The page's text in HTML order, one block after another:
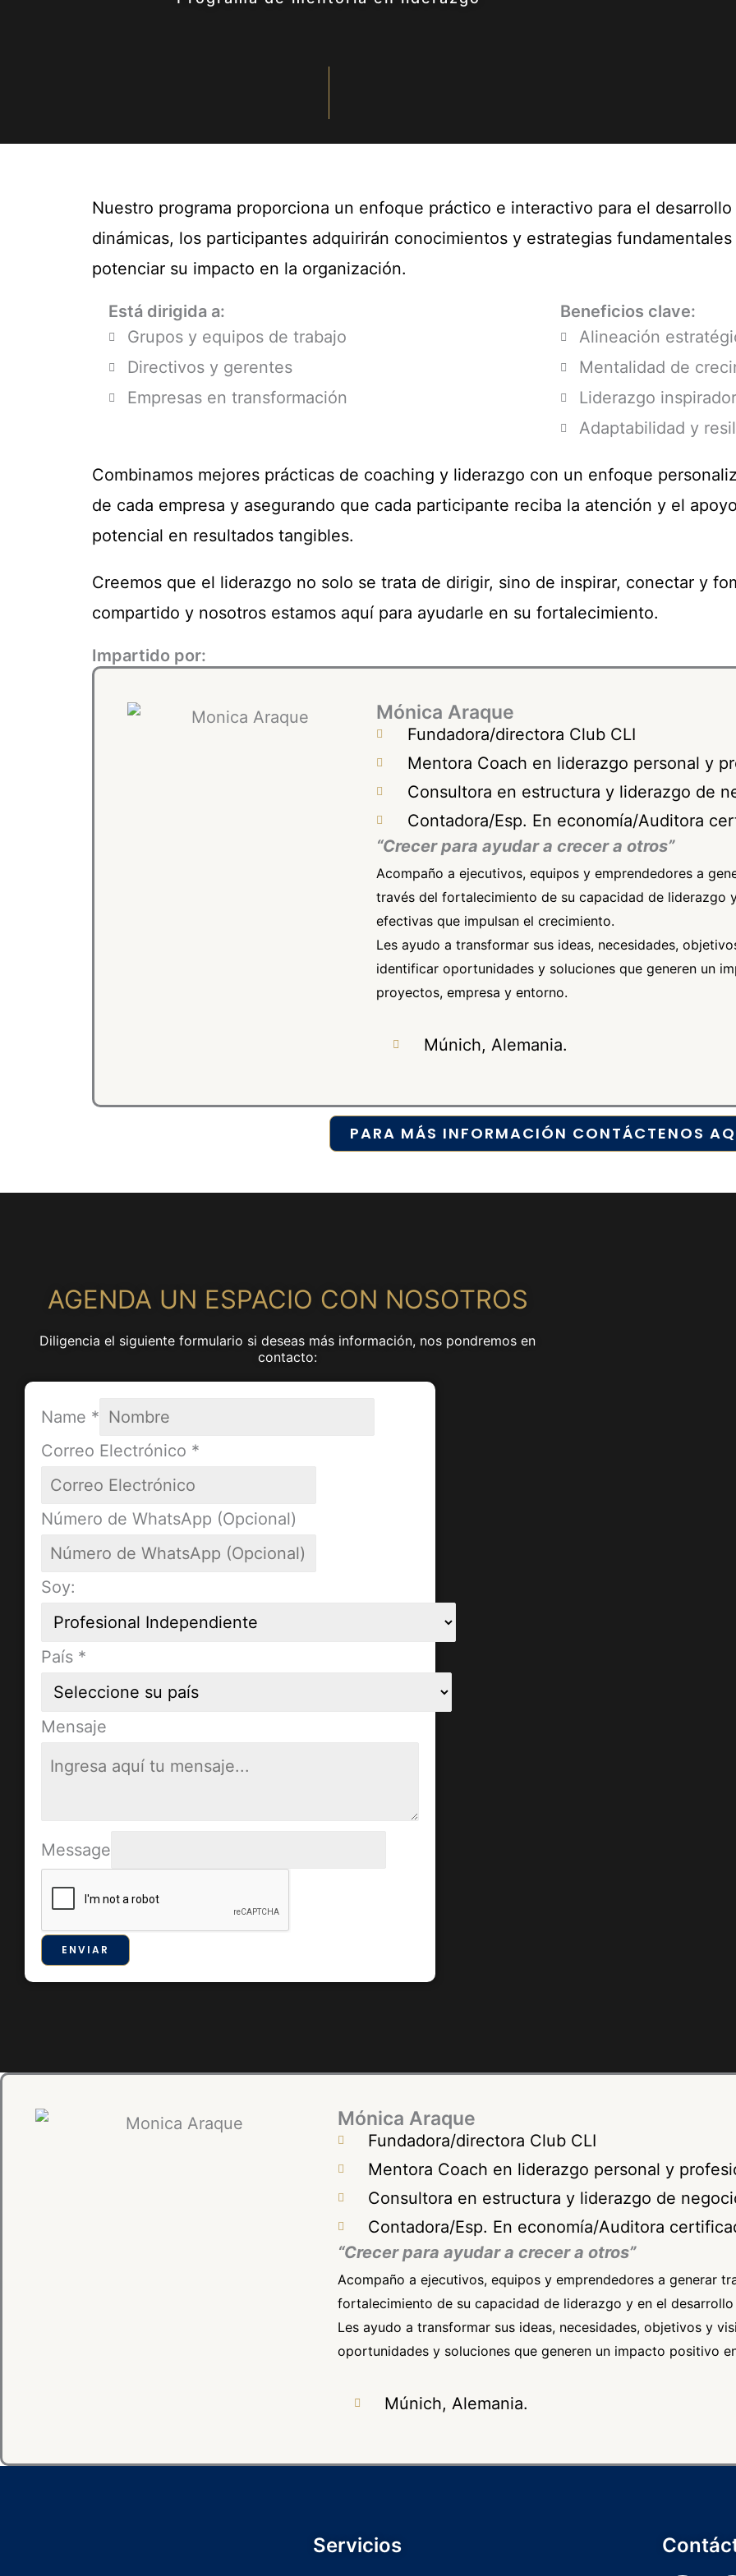
Nuestro programa proporciona un enfoque práctico e interactivo para el
dinámicas, los participantes adquirirán conocimientos y estrategias
potenciar su impacto en la organización.
Está dirigida a:
Grupos y equipos de trabajo
Directivos y gerentes
Empresas en transformación
Beneficios clave:
Alineación
Mentalidad de
Liderazgo inspirador
Adaptabilidad y
Combinamos mejores prácticas de coaching y liderazgo con un enfoque
de cada empresa y asegurando que cada participante reciba la atención y el
potencial en resultados tangibles.
Creemos que el liderazgo no solo se trata de dirigir, sino de inspirar, conectar y
compartido y nosotros estamos aquí para ayudarle en su fortalecimiento.
Impartido por:
Mónica Araque
Fundadora/directora Club CLI
Mentora Coach en liderazgo personal y
Consultora en estructura y liderazgo de
Contadora/Esp. En economía/Auditora
“Crecer para ayudar a crecer a otros”
Acompaño a ejecutivos, equipos y emprendedores a
través del fortalecimiento de su capacidad de liderazgo
efectivas que impulsan el crecimiento.
Les ayudo a transformar sus ideas, necesidades,
identificar oportunidades y soluciones que generen un
proyectos, empresa y entorno.
Múnich, Alemania.
PARA MÁS INFORMACIÓN CONTÁCTENOS
AGENDA UN ESPACIO CON NOSOTROS
Diligencia el siguiente formulario si deseas más información, nos pondremos en
contacto:
Name *
Correo Electrónico *
Número de WhatsApp (Opcional)
Soy:
País *
Mensaje
Message
ENVIAR
Mónica Araque
Fundadora/directora Club CLI
Mentora Coach en liderazgo personal y
Consultora en estructura y liderazgo de
Contadora/Esp. En economía/Auditora
“Crecer para ayudar a crecer a otros”
Acompaño a ejecutivos, equipos y emprendedores a generar
fortalecimiento de su capacidad de liderazgo y en el
Les ayudo a transformar sus ideas, necesidades, objetivos y
oportunidades y soluciones que generen un impacto positivo
Múnich, Alemania.
Servicios